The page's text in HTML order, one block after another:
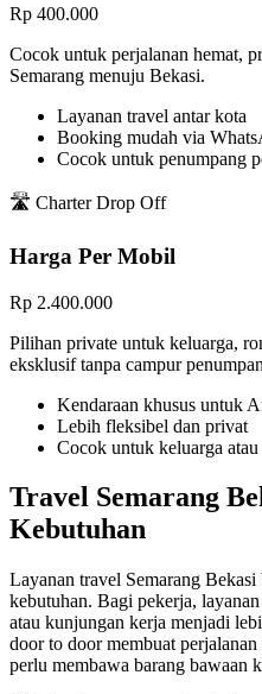
Rp 400.000
Cocok untuk perjalanan hemat,
Semarang menuju Bekasi.
Layanan travel antar kota
Booking mudah via
Cocok untuk penumpang
🛣️ Charter Drop Off
Harga Per Mobil
Rp 2.400.000
Pilihan private untuk keluarga,
eksklusif tanpa campur
Kendaraan khusus untuk
Lebih fleksibel dan privat
Cocok untuk keluarga
Travel Semarang
Kebutuhan
Layanan travel Semarang
kebutuhan. Bagi pekerja,
atau kunjungan kerja menjadi
door to door membuat
perlu membawa barang bawaan